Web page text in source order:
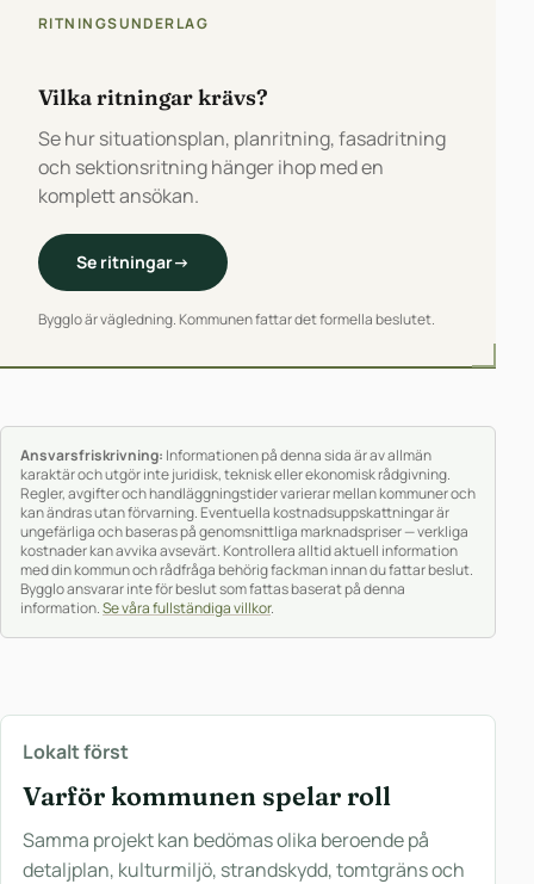
RITNINGSUNDERLAG
Vilka ritningar krävs?
Se hur situationsplan, planritning, fasadritning
och sektionsritning hänger ihop med en
komplett ansökan.
Se ritningar→
Bygglo är vägledning. Kommunen fattar det formella beslutet.
Ansvarsfriskrivning: Informationen på denna sida är av allmän
karaktär och utgör inte juridisk, teknisk eller ekonomisk rådgivning.
Regler, avgifter och handläggningstider varierar mellan kommuner och
kan ändras utan förvarning. Eventuella kostnadsuppskattningar är
ungefärliga och baseras på genomsnittliga marknadspriser — verkliga
kostnader kan avvika avsevärt. Kontrollera alltid aktuell information
med din kommun och rådfråga behörig fackman innan du fattar beslut.
Bygglo ansvarar inte för beslut som fattas baserat på denna
information.Se våra fullständiga villkor.
Lokalt först
Varför kommunen spelar roll
Samma projekt kan bedömas olika beroende på
detaljplan, kulturmiljö, strandskydd, tomtgräns och